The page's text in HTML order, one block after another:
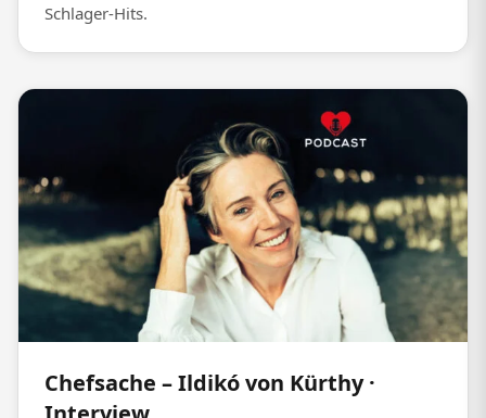
Schlager-Hits.
Chefsache – Ildikó von Kürthy ·